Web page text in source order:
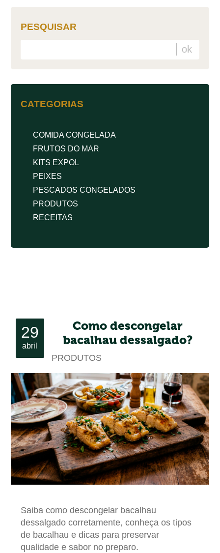
PESQUISAR
CATEGORIAS
COMIDA CONGELADA
FRUTOS DO MAR
KITS EXPOL
PEIXES
PESCADOS CONGELADOS
PRODUTOS
RECEITAS
29
abril
Como descongelar
bacalhau dessalgado?
PRODUTOS
Saiba como descongelar bacalhau
dessalgado corretamente, conheça os tipos
de bacalhau e dicas para preservar
qualidade e sabor no preparo.